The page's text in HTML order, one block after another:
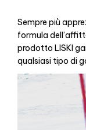
Sempre più
formula
prodotto LISKI
qualsiasi tipo di